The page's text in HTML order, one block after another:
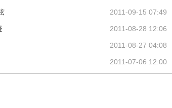
2011-09-15 07:49
2011-08-28 12:06
2011-08-27 04:08
2011-07-06 12:00